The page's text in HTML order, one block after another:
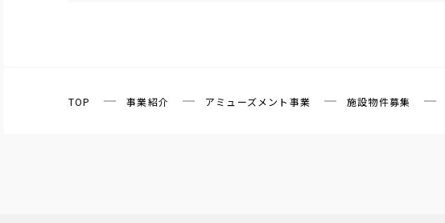
TOP 事業紹介 アミューズメント事業 施設物件募集